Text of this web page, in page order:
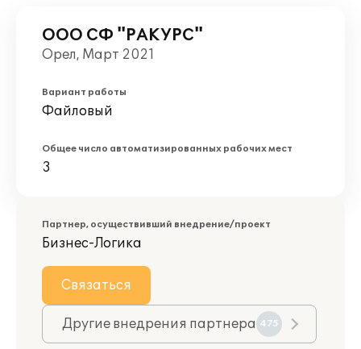
ООО СФ "РАКУРС"
Орел, Март 2021
Вариант работы
Файловый
Общее число автоматизированных рабочих мест
3
Партнер, осуществивший внедрение/проект
Бизнес-Логика
Связаться
Другие внедрения партнера 475